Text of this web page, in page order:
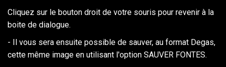
Cliquez sur le bouton droit de votre souris pour revenir à la
boite de dialogue.
- Il vous sera ensuite possible de sauver, au format Degas,
cette même image en utilisant l'option SAUVER FONTES.